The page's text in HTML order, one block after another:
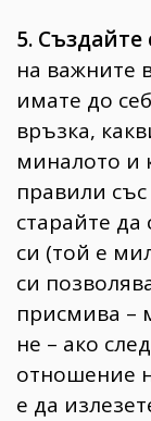
5. Създайте
на важните
имате до
връзка,
миналото и
правили
старайте
си (той е
си
присмива –
не – ако
отношение
е да